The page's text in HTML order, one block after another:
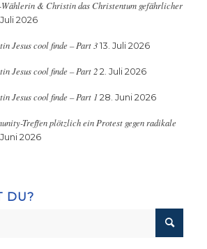
& Christin das Christentum gefährlicher
2026
Jesus cool finde – Part 3 13. Juli 2026
Jesus cool finde – Part 2 2. Juli 2026
Jesus cool finde – Part 1 28. Juni 2026
Treffen plötzlich ein Protest gegen radikale
2026
DU?